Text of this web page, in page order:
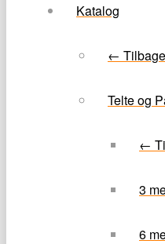
Katalog
← Tilbage
Telte og
←
3
6